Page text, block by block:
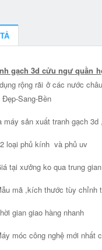
gạch 3d cửu ngư quần
rộng rãi ở các nước
Đẹp-Sang-Bền
máy sản xuất tranh gạch
loại phủ kính và phủ uv
tại xưởng ko qua trung gian
mã ,kích thước tùy chỉnh
gian giao hàng nhanh
móc công nghệ mới nhất